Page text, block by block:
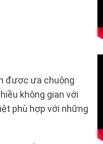
được ưa chuộng
không gian với
phù hợp với những